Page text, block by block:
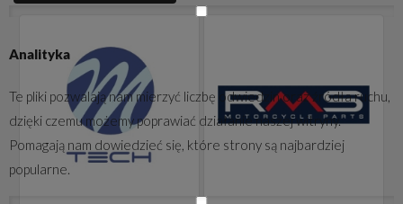
Analityka
Te pliki pozwalają nam mierzyć liczbę odwiedzin oraz źródła ruchu,
dzięki czemu możemy poprawiać działanie naszej witryny.
Pomagają nam dowiedzieć się, które strony są najbardziej
popularne.